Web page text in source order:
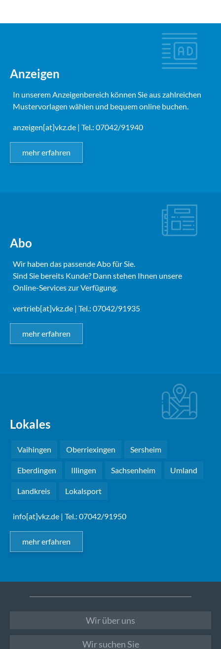
Anzeigen
In unserem Anzeigenbereich können Sie aus zahlreichen
Mustervorlagen wählen und bequem online buchen.
anzeigen[at]vkz.de | Tel.: 07042/91940
mehr erfahren
Abo
Wir haben das passende Abo für Sie.
Sind Sie bereits Kunde? Dann stehen Ihnen unsere
Online-Services zur Verfügung.
vertrieb[at]vkz.de | Tel.: 07042/91935
mehr erfahren
Lokales
Vaihingen Oberriexingen Sersheim
Eberdingen Illingen Sachsenheim Umland
Landkreis Lokalsport
info[at]vkz.de | Tel.: 07042/91950
mehr erfahren
Wir über uns
Wir suchen Sie